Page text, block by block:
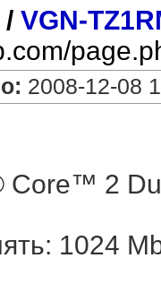
VGN-
2008-12-08
Core™ 2
1024